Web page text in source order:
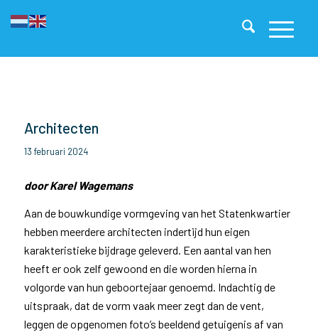
Architecten
13 februari 2024
door Karel Wagemans
Aan de bouwkundige vormgeving van het Statenkwartier
hebben meerdere architecten indertijd hun eigen
karakteristieke bijdrage geleverd. Een aantal van hen
heeft er ook zelf gewoond en die worden hierna in
volgorde van hun geboortejaar genoemd. Indachtig de
uitspraak, dat de vorm vaak meer zegt dan de vent,
leggen de opgenomen foto’s beeldend getuigenis af van